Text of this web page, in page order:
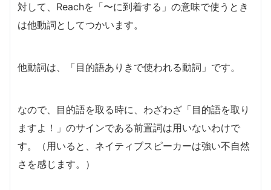
対して、Reachを「〜に到着する」の意味で使うとき
は他動詞としてつかいます。
他動詞は、「目的語ありきで使われる動詞」です。
なので、目的語を取る時に、わざわざ「目的語を取り
ますよ！」のサインである前置詞は用いないわけで
す。（用いると、ネイティブスピーカーは強い不自然
さを感じます。）